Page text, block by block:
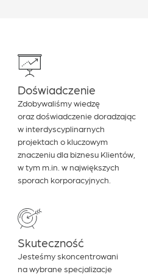
Doświadczenie
Zdobywaliśmy wiedzę
oraz doświadczenie doradzając
w interdyscyplinarnych
projektach o kluczowym
znaczeniu dla biznesu Klientów,
w tym m.in. w największych
sporach korporacyjnych.
Skuteczność
Jesteśmy skoncentrowani
na wybrane specjalizacje